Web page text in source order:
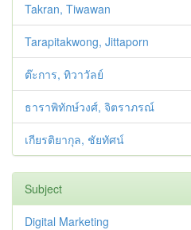
Takran, Tiwawan
Tarapitakwong, Jittaporn
ต๊ะการ, ทิวาวัลย์
ธาราพิทักษ์วงศ์, จิตราภรณ์
เกียรติยากุล, ชัยทัศน์
Subject
Digital Marketing